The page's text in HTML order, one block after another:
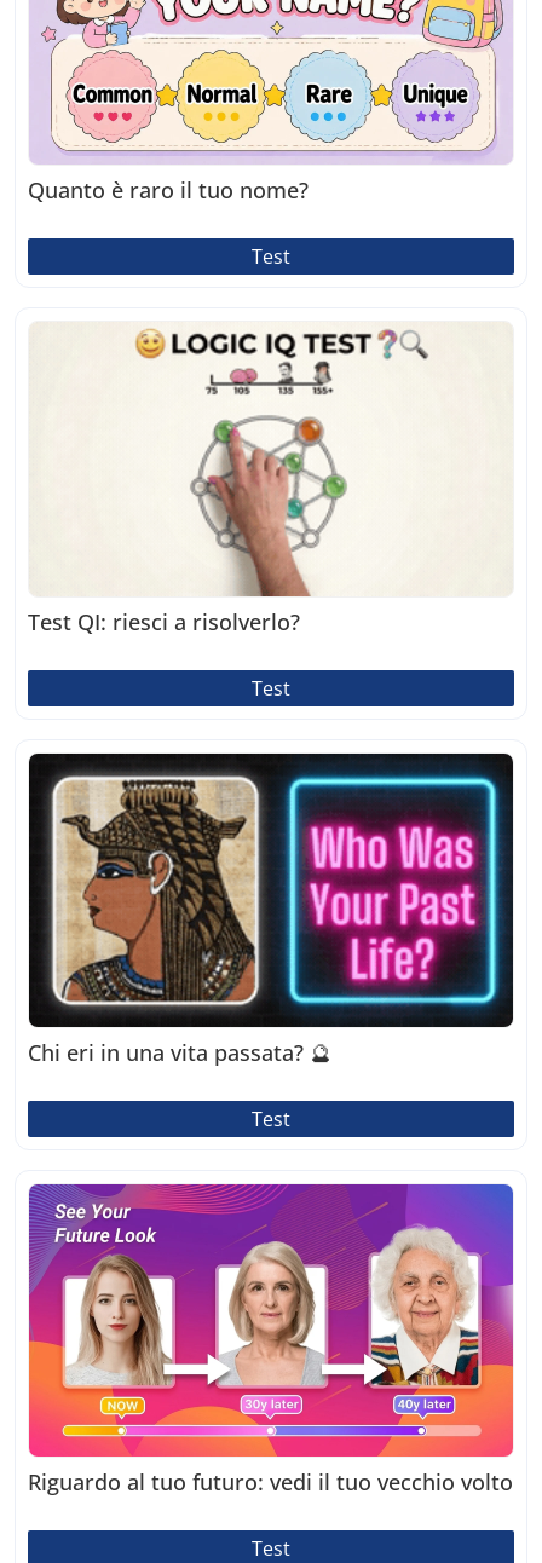
Quanto è raro il tuo nome?
Test
Test QI: riesci a risolverlo?
Test
Chi eri in una vita passata? 🔮
Test
Riguardo al tuo futuro: vedi il tuo vecchio volto
Test